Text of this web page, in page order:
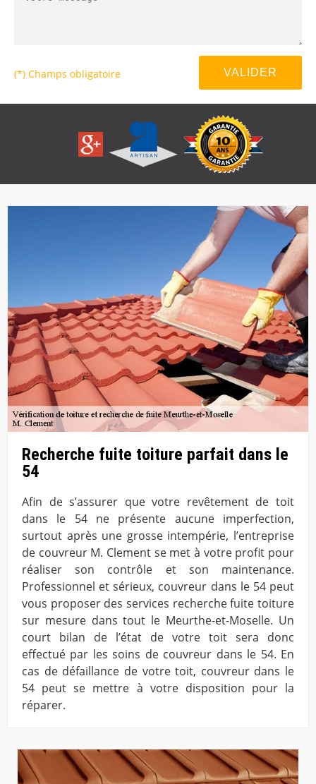
(*) Champs obligatoire
Recherche fuite toiture parfait dans le
54
Afin de s’assurer que votre revêtement de toit
dans le 54 ne présente aucune imperfection,
surtout après une grosse intempérie, l’entreprise
de couvreur M. Clement se met à votre profit pour
réaliser son contrôle et son maintenance.
Professionnel et sérieux, couvreur dans le 54 peut
vous proposer des services recherche fuite toiture
sur mesure dans tout le Meurthe-et-Moselle. Un
court bilan de l’état de votre toit sera donc
effectué par les soins de couvreur dans le 54. En
cas de défaillance de votre toit, couvreur dans le
54 peut se mettre à votre disposition pour la
réparer.